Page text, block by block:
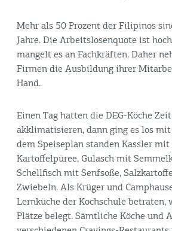
Mehr als 50 Prozent der Filipinos
Jahre. Die Arbeitslosenquote ist
mangelt es an Fachkräften. Daher
Firmen die Ausbildung ihrer
Hand.
Einen Tag hatten die DEG-Köche
akklimatisieren, dann ging es los mit
dem Speiseplan standen Kassler
Kartoffelpüree, Gulasch mit
Schellfisch mit Senfsoße,
Zwiebeln. Als Krüger und
Lernküche der Kochschule betraten,
Plätze belegt. Sämtliche Köche und